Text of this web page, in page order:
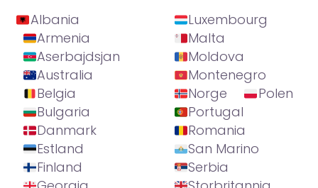
Albania
Armenia
Aserbajdsjan
Australia
Belgia
Bulgaria
Danmark
Estland
Finland
Luxembourg
Malta
Moldova
Montenegro
Norge
Polen
Portugal
Romania
San Marino
Serbia